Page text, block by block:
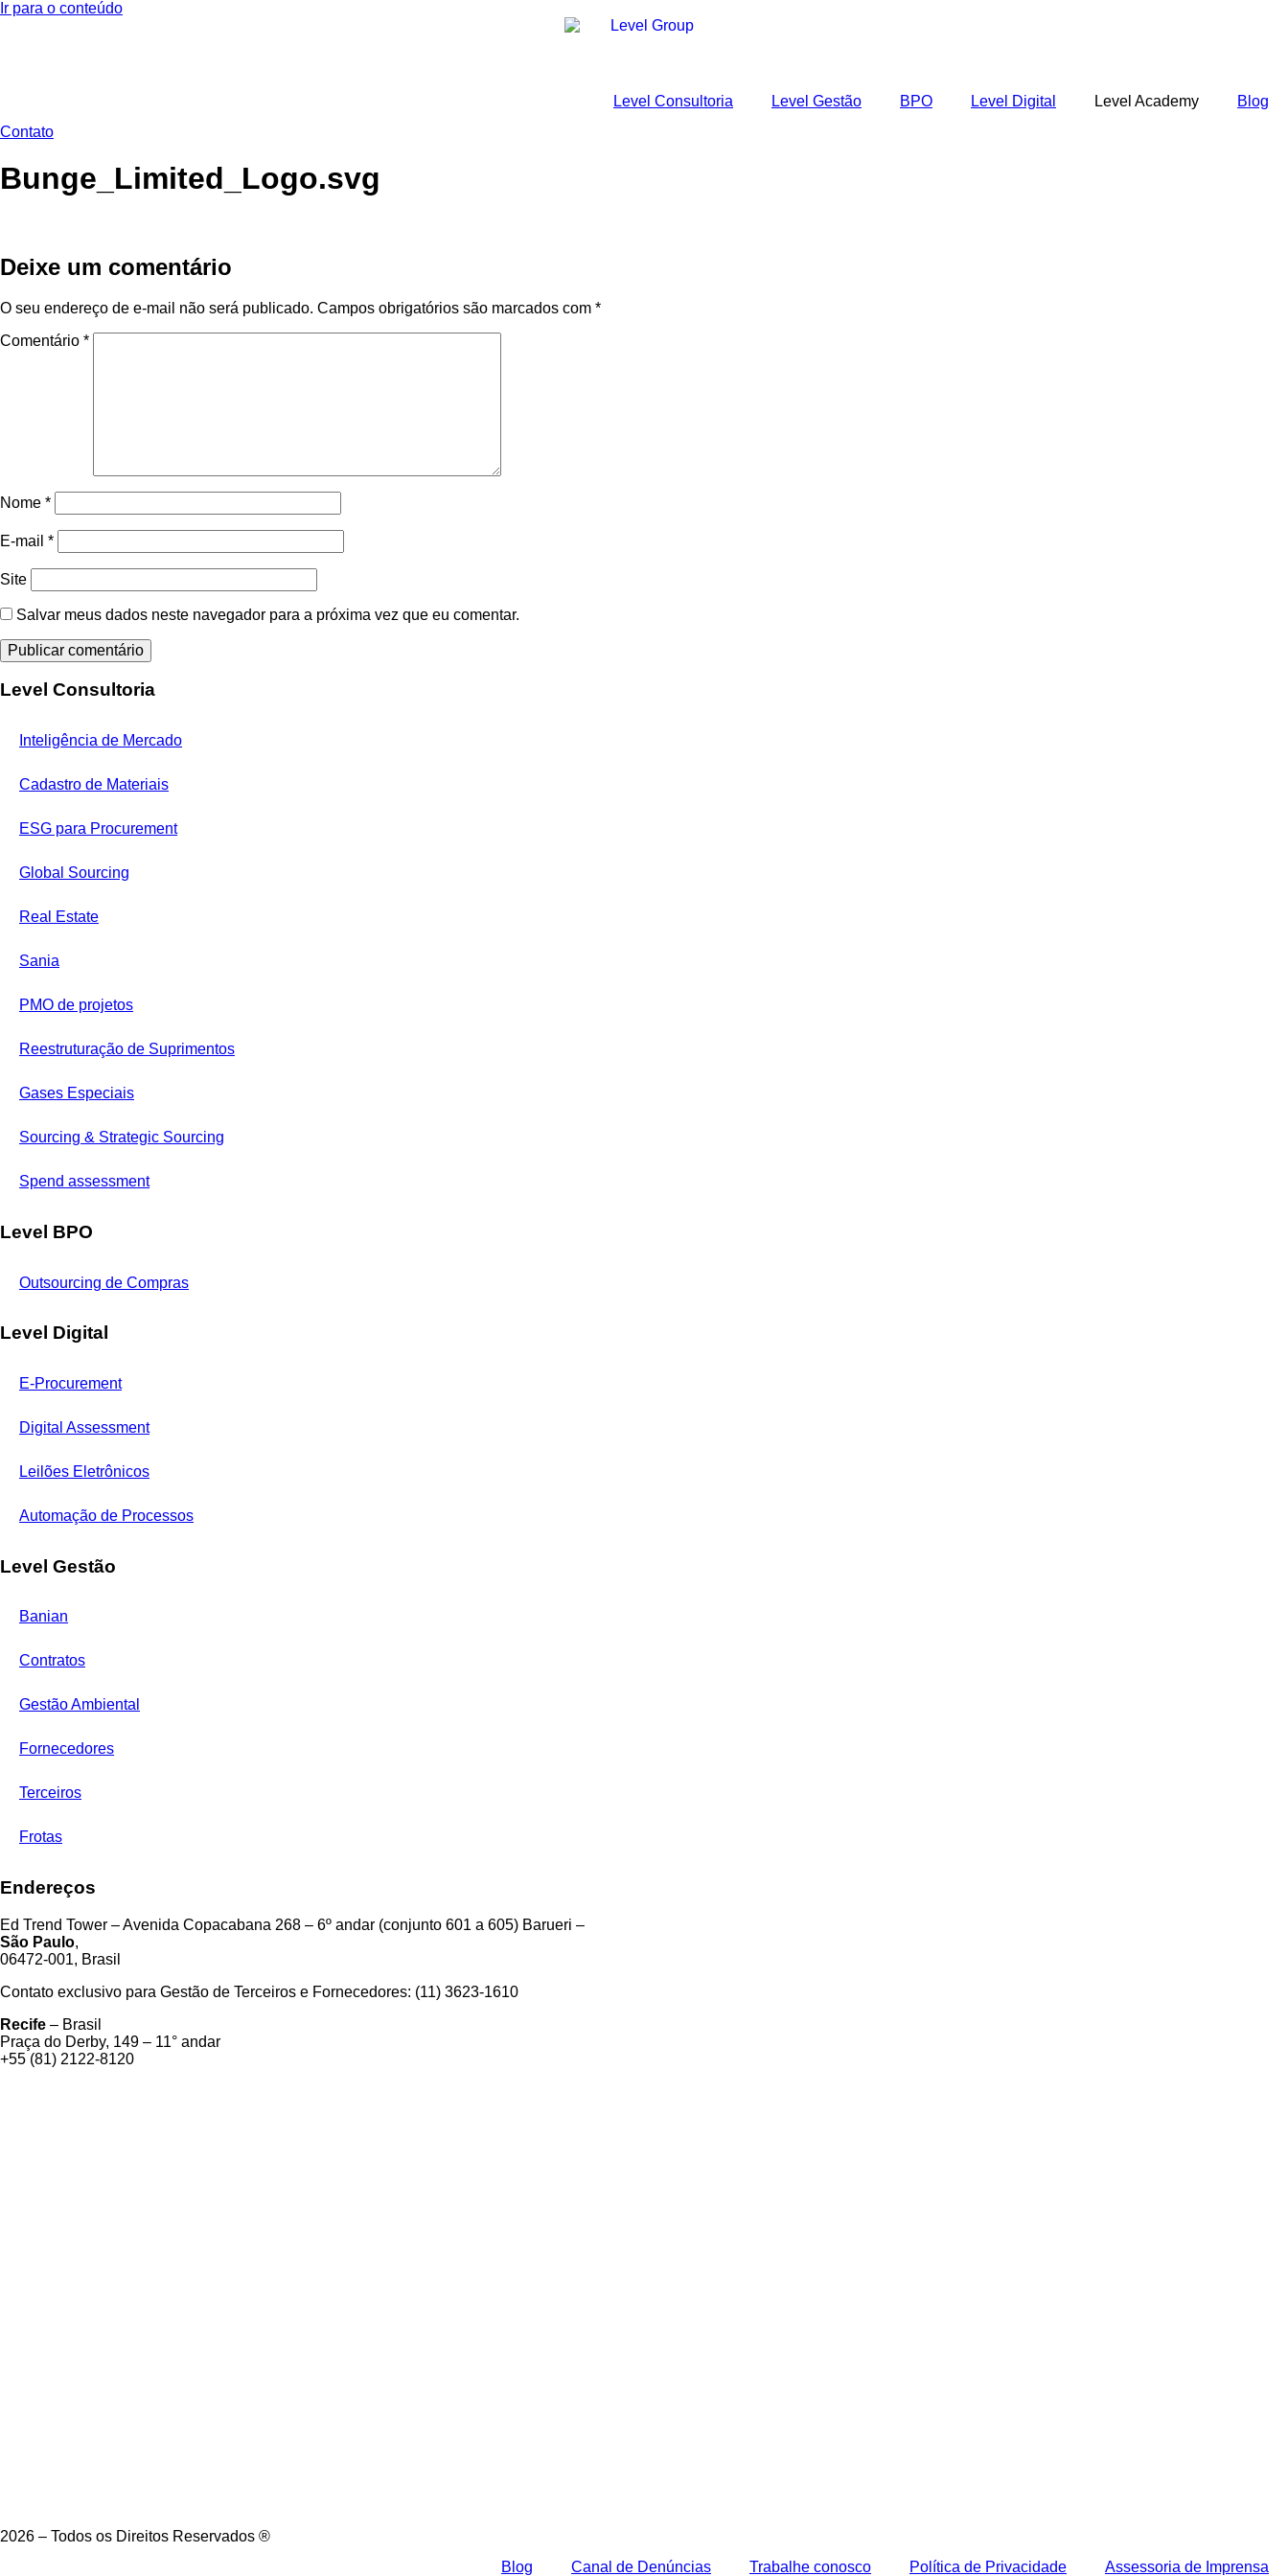
Ir para o conteúdo
Level Consultoria Level Gestão BPO Level Digital Level Academy
Blog
Contato
Bunge_Limited_Logo.svg
Deixe um comentário
O seu endereço de e-mail não será publicado. Campos obrigatórios são marcados com *
Comentário *
Nome *
E-mail *
Site
Salvar meus dados neste navegador para a próxima vez que eu comentar.
Level Consultoria
Inteligência de Mercado
Cadastro de Materiais
ESG para Procurement
Global Sourcing
Real Estate
Sania
PMO de projetos
Reestruturação de Suprimentos
Gases Especiais
Sourcing & Strategic Sourcing
Spend assessment
Level BPO
Outsourcing de Compras
Level Digital
E-Procurement
Digital Assessment
Leilões Eletrônicos
Automação de Processos
Level Gestão
Banian
Contratos
Gestão Ambiental
Fornecedores
Terceiros
Frotas
Endereços
Ed Trend Tower – Avenida Copacabana 268 – 6º andar (conjunto 601 a 605) Barueri –
São Paulo,
06472-001, Brasil
Contato exclusivo para Gestão de Terceiros e Fornecedores: (11) 3623-1610
Recife – Brasil
Praça do Derby, 149 – 11° andar
+55 (81) 2122-8120
2026 – Todos os Direitos Reservados ®
Blog
Canal de Denúncias Trabalhe conosco Política de Privacidade Assessoria de Imprensa